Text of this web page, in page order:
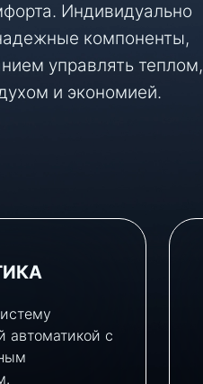
Индивидуально
компоненты,
управлять теплом,
и экономией.
автоматикой с